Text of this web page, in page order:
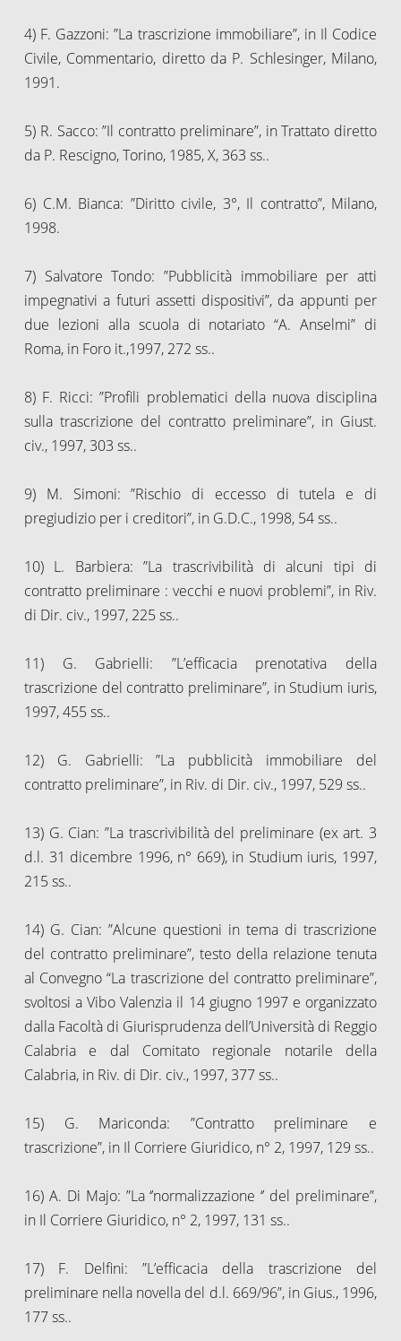
4) F. Gazzoni: ”La trascrizione immobiliare”, in Il Codice
Civile, Commentario, diretto da P. Schlesinger, Milano,
1991.
5) R. Sacco: ”Il contratto preliminare”, in Trattato diretto
da P. Rescigno, Torino, 1985, X, 363 ss..
6) C.M. Bianca: ”Diritto civile, 3°, Il contratto”, Milano,
1998.
7) Salvatore Tondo: ”Pubblicità immobiliare per atti
impegnativi a futuri assetti dispositivi”, da appunti per
due lezioni alla scuola di notariato “A. Anselmi” di
Roma, in Foro it.,1997, 272 ss..
8) F. Ricci: ”Profili problematici della nuova disciplina
sulla trascrizione del contratto preliminare”, in Giust.
civ., 1997, 303 ss..
9) M. Simoni: ”Rischio di eccesso di tutela e di
pregiudizio per i creditori”, in G.D.C., 1998, 54 ss..
10) L. Barbiera: ”La trascrivibilità di alcuni tipi di
contratto preliminare : vecchi e nuovi problemi”, in Riv.
di Dir. civ., 1997, 225 ss..
11) G. Gabrielli: ”L’efficacia prenotativa della
trascrizione del contratto preliminare”, in Studium iuris,
1997, 455 ss..
12) G. Gabrielli: ”La pubblicità immobiliare del
contratto preliminare”, in Riv. di Dir. civ., 1997, 529 ss..
13) G. Cian: ”La trascrivibilità del preliminare (ex art. 3
d.l. 31 dicembre 1996, n° 669), in Studium iuris, 1997,
215 ss..
14) G. Cian: ”Alcune questioni in tema di trascrizione
del contratto preliminare”, testo della relazione tenuta
al Convegno “La trascrizione del contratto preliminare”,
svoltosi a Vibo Valenzia il 14 giugno 1997 e organizzato
dalla Facoltà di Giurisprudenza dell’Università di Reggio
Calabria e dal Comitato regionale notarile della
Calabria, in Riv. di Dir. civ., 1997, 377 ss..
15) G. Mariconda: ”Contratto preliminare e
trascrizione”, in Il Corriere Giuridico, n° 2, 1997, 129 ss..
16) A. Di Majo: ”La ‘’normalizzazione ‘’ del preliminare”,
in Il Corriere Giuridico, n° 2, 1997, 131 ss..
17) F. Delfini: ”L’efficacia della trascrizione del
preliminare nella novella del d.l. 669/96”, in Gius., 1996,
177 ss..